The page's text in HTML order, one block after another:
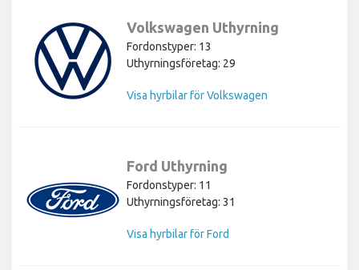
Volkswagen Uthyrning
Fordonstyper: 13
Uthyrningsföretag: 29
Visa hyrbilar för Volkswagen
Ford Uthyrning
Fordonstyper: 11
Uthyrningsföretag: 31
Visa hyrbilar för Ford